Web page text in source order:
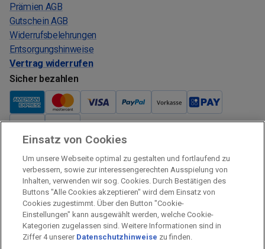
Prämien AGB
Gutschein AGB
Widerrufsbelehrungen
Entsorgungshinweise
Vertrag widerrufen
Sicher bezahlen
Verkauf und Versand
Kostenloser Versand:
Verkauf und Versand durch:
Verkauf Gutscheine durch:
Sicher einkaufen
Einsatz von Cookies
Um unsere Webseite optimal zu gestalten und fortlaufend zu
verbessern, sowie zur interessengerechten Ausspielung von
Inhalten, verwenden wir sog. Cookies. Durch Bestätigen des
Buttons "Alle Cookies akzeptieren" wird dem Einsatz von
Cookies zugestimmt. Über den Button "Cookie-
Einstellungen" kann ausgewählt werden, welche Cookie-
Kategorien zugelassen sind. Weitere Informationen sind in
Ziffer 4 unserer Datenschutzhinweise zu finden.